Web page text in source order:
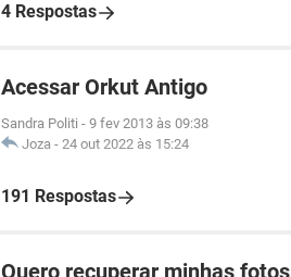
4 Respostas
Acessar Orkut Antigo
Sandra Politi - 9 fev 2013 às 09:38
Joza - 24 out 2022 às 15:24
191 Respostas
Quero recuperar minhas